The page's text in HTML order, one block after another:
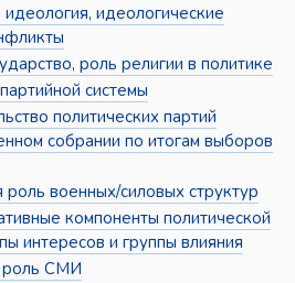
идеологические
роль религии в политике
системы
политических партий
собрании по итогам выборов
роль военных/силовых структур
компоненты политической
интересов и группы влияния
роль СМИ